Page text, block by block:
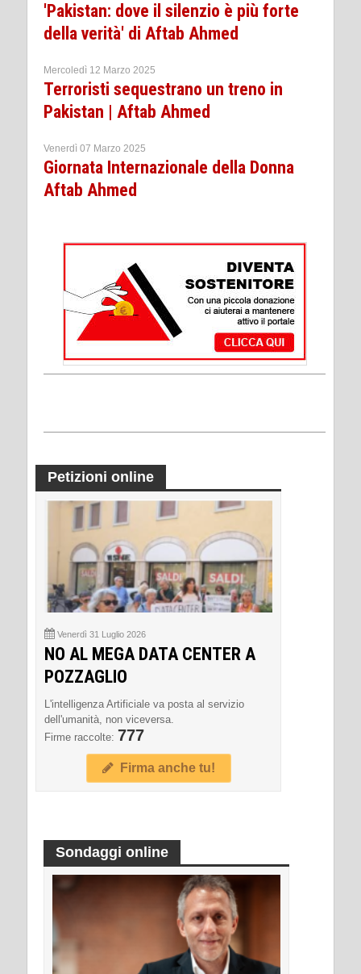
'Pakistan: dove il silenzio è più forte
della verità' di Aftab Ahmed
Mercoledì 12 Marzo 2025
Terroristi sequestrano un treno in
Pakistan | Aftab Ahmed
Venerdì 07 Marzo 2025
Giornata Internazionale della Donna
Aftab Ahmed
Petizioni online
Venerdì 31 Luglio 2026
NO AL MEGA DATA CENTER A
POZZAGLIO
L'intelligenza Artificiale va posta al servizio
dell'umanità, non viceversa.
Firme raccolte: 777
Firma anche tu!
Sondaggi online